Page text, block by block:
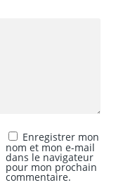
Enregistrer mon
nom et mon e-mail
dans le navigateur
pour mon prochain
commentaire.